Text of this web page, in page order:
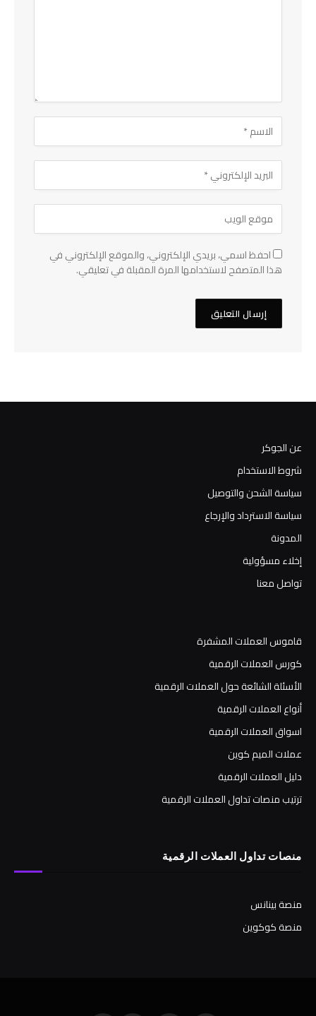
احفظ اسمي، بريدي الإلكتروني، والموقع الإلكتروني في
هذا المتصفح لاستخدامها المرة المقبلة في تعليقي.
عن الجوكر
شروط الاستخدام
سياسة الشحن والتوصيل
سياسة الاسترداد والإرجاع
المدونة
إخلاء مسؤولية
تواصل معنا
قاموس العملات المشفرة
كورس العملات الرقمية
الأسئلة الشائعة حول العملات الرقمية
أنواع العملات الرقمية
اسواق العملات الرقمية
عملات الميم كوين
دليل العملات الرقمية
ترتيب منصات تداول العملات الرقمية
منصات تداول العملات الرقمية
منصة بينانس
منصة كوكوين